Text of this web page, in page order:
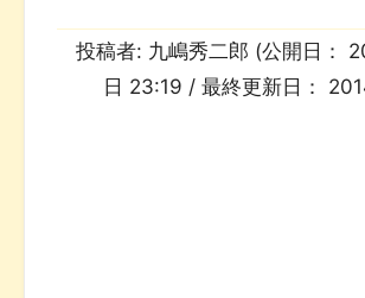
投稿者: 九嶋秀二郎 (公開日：
日 23:19 / 最終更新日：